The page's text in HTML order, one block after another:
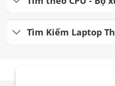
Tìm Kiếm Laptop